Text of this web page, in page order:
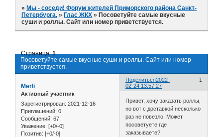
» Мы - соседи! Форум жителей Приморского района Санкт-
Петербурга. » Глас ЖКХ » Посоветуйте самые вкусные
суши и роллы. Сайт или номер приветствуется.
Посоветуйте самые вкусные суши и роллы. Сайт или номер
приветствуется.
Страница:1
Поделиться 1
2022-
02-24 13:57:27
Merli
Активный участник
Зарегистрирован: 2021-12-16
Приглашений: 0
Сообщений: 67
Уважение: [+0/-0]
Позитив: [+0/-0]
Привет, хочу заказать роллы,
но вот с доставкой несколько
раз не повезло. Может
посоветуете где
заказываете?